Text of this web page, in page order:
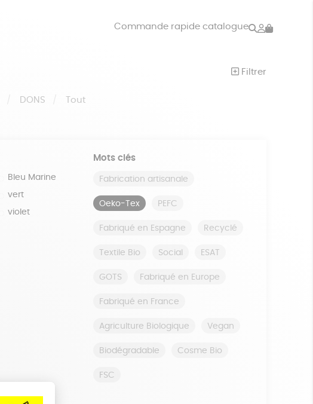
Commande rapide catalogue Rechercher
Mon
Filtrer
DONS Tout
Bleu Marine
vert
violet
Mots clés
Fabrication artisanale
Oeko-Tex PEFC
Fabriqué en Espagne Recyclé
Textile Bio Social ESAT
GOTS Fabriqué en Europe
Fabriqué en France
Agriculture Biologique Vegan
Biodégradable Cosme Bio
FSC